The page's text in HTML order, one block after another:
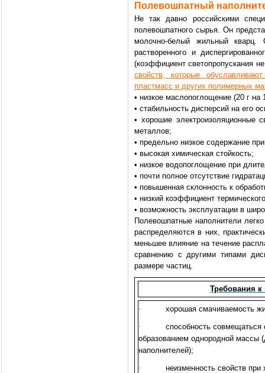
Полевошпатный
Не так давно российскими
полевошпатного сырья. Он
молочно-белый жильный кварц.
растворенного и
(коэффициент светопропускания
свойств, которые
пластмасс и других полимерных
• низкое маслопоглощение (20 г на
• стабильность дисперсий на его
• хорошие электроизоляционные
металлов;
• предельно низкое содержание
• высокая химическая стойкость;
• низкое водопоглощение при
• почти полное отсутствие
• повышенная склонность к
• низкий коэффициент
• возможность эксплуатации в
Полевошпатные наполнители
распределяются в них,
меньшее влияние на течение
сравнению с другими типами
размере частиц.
Требования
·
хорошая смачиваемость
·
способность
образованием однородной массы
наполнителей);
·
неизменность свойств при